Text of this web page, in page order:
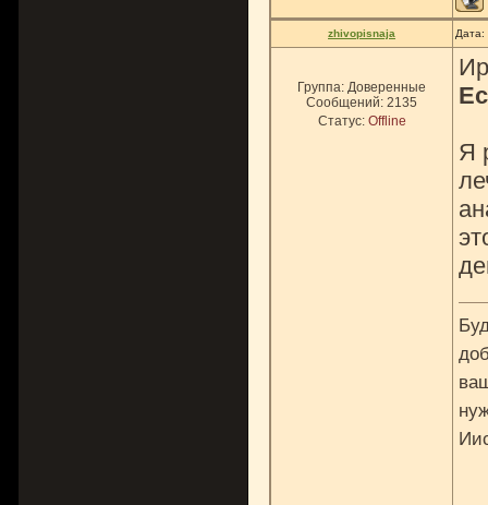
zhivopisnaja
Группа: Доверенные
Сообщений: 2135
Статус: Offline
Я